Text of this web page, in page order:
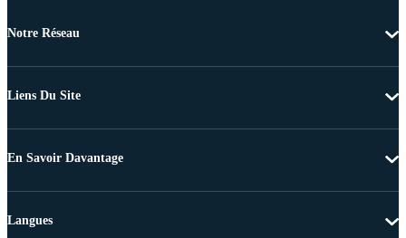
Notre Réseau
Liens Du Site
En Savoir Davantage
Langues